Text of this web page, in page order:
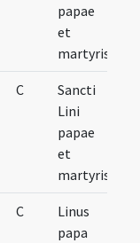
papae
et
martyris
C
Sancti
Lini
papae
et
martyris
C
Linus
papa